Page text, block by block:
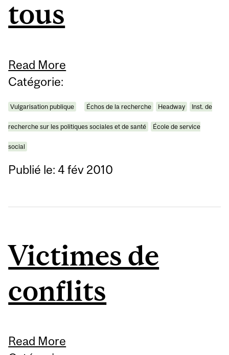
tous
Read More
Catégorie:
Vulgarisation publique Échos de la recherche Headway Inst. de
recherche sur les politiques sociales et de santé École de service
social
Publié le: 4 fév 2010
Victimes de
conflits
Read More